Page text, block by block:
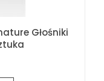
Głośniki